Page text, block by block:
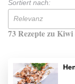
Sortiert nach:
Relevanz
73 Rezepte zu Kiwi